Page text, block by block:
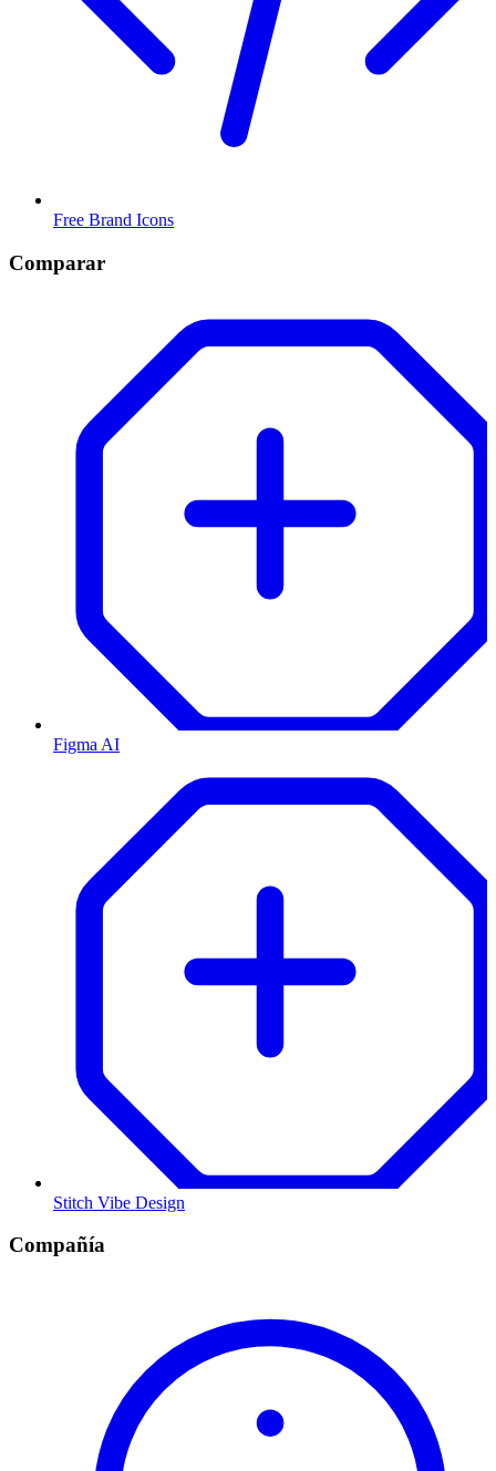
Free Brand Icons
Comparar
Figma AI
Stitch Vibe Design
Compañía